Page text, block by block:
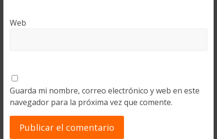
Web
Guarda mi nombre, correo electrónico y web en este
navegador para la próxima vez que comente.